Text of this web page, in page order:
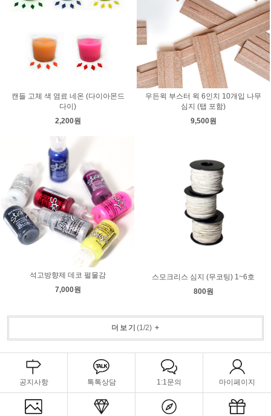
캔들 고체 색 염료 네온 (다이아몬드
다이)
2,200원
우든윅 부스터 윅 6인치 10개입 나무
심지 (탭 포함)
9,500원
석고방향제 데코 펄물감
7,000원
스모크리스 심지 (무코팅) 1~6호
800원
더보기 (1/2)+
공지사항 톡톡상담 1:1문의 마이페이지